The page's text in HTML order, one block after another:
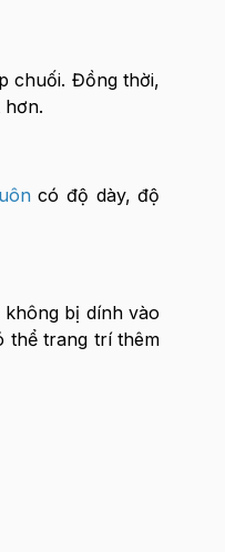
chuối. Đồng thời,
có độ dày, độ
bị dính vào
thể trang trí thêm